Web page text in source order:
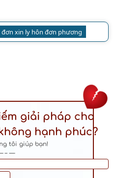
đơn xin ly hôn đơn phương
giải pháp cho
hạnh phúc?
tôi giúp bạn!
– —